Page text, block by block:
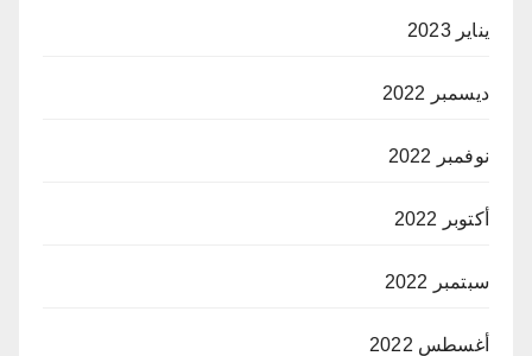
يناير 2023
ديسمبر 2022
نوفمبر 2022
أكتوبر 2022
سبتمبر 2022
أغسطس 2022